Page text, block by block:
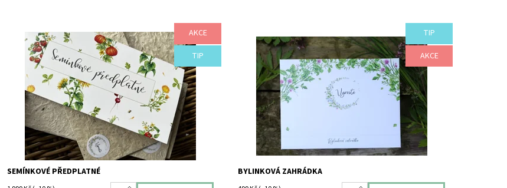
AKCE
TIP
Semínkové předplatné k objednání během celého roku!
Záleží na Vás, kdy se rozhodnete semínkové předplatné
darovat. Obdarovanému zašleme vždy krabičku nejbližší
danému termínu a následně budou doposlány 3 další
krabičky postupně dle termínu vhodného...
Dostupnost:
Skladem
SEMÍNKOVÉ PŘEDPLATNÉ
TIP
AKCE
Dárková krabice semínek nejoblíbenějších kuchyňských
bylinek.
Dostupnost:
Skladem
Značka:
VYROSTE
Záruka:
2 roky
BYLINKOVÁ ZAHRÁDKA